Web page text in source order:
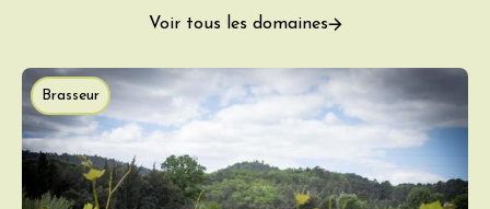
Voir tous les domaines
Brasseur